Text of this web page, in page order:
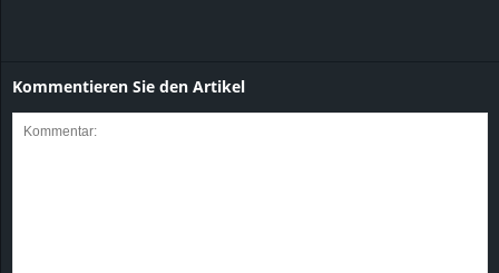
Kommentieren Sie den Artikel